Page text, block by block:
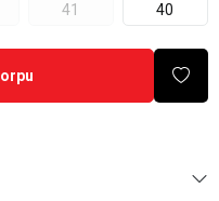
41 40